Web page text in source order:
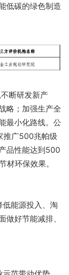
低碳的绿色制造
断研发新产
略；加强生产全
最小化路线。公
推广500兆帕级
品性能达到500
材环保效果。
能源投入、淘
好节能减排、